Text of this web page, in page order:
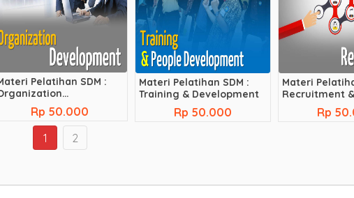
Pelatihan SDM :
Development
Rp 50.000
Materi Pelatihan SDM :
Training & Development
Rp 50.000
Materi
Recruitment
Rp
1
2